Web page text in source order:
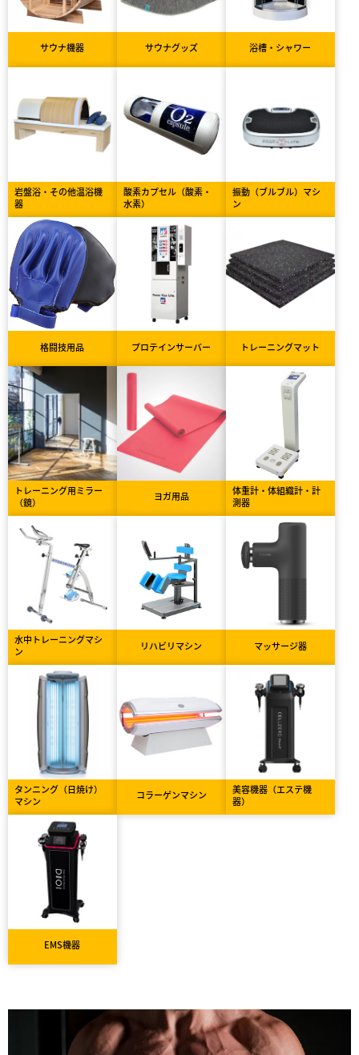
サウナ機器 サウナグッズ 浴槽・シャワー
岩盤浴・その他温浴機
器
酸素カプセル（酸素・
水素）
振動（ブルブル）マシ
ン
格闘技用品 プロテインサーバー トレーニングマット
トレーニング用ミラー
（鏡）
ヨガ用品
体重計・体組織計・計
測器
水中トレーニングマシ
ン
リハビリマシン マッサージ器
タンニング（日焼け）
マシン
コラーゲンマシン
美容機器（エステ機
器）
EMS機器